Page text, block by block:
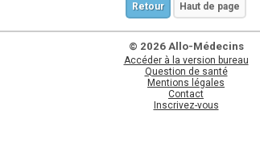
Retour Haut de page
© 2026 Allo-Médecins
Accéder à la version bureau
Question de santé
Mentions légales
Contact
Inscrivez-vous